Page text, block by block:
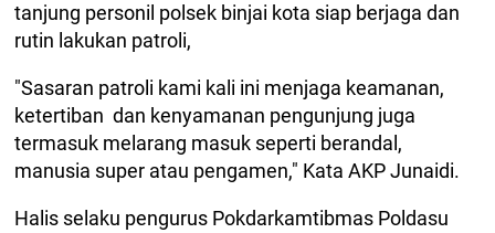
tanjung personil polsek binjai kota siap berjaga dan
rutin lakukan patroli,
"Sasaran patroli kami kali ini menjaga keamanan,
ketertiban dan kenyamanan pengunjung juga
termasuk melarang masuk seperti berandal,
manusia super atau pengamen," Kata AKP Junaidi.
Halis selaku pengurus Pokdarkamtibmas Poldasu